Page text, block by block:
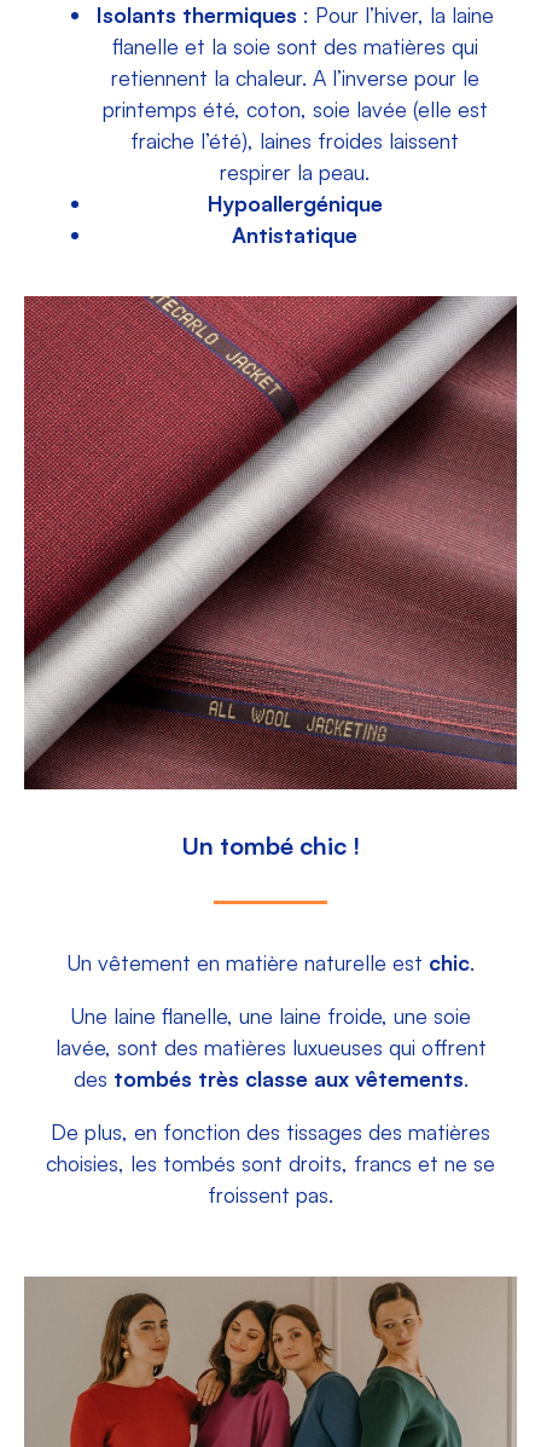
Isolants thermiques : Pour l’hiver, la laine
flanelle et la soie sont des matières qui
retiennent la chaleur. A l’inverse pour le
printemps été, coton, soie lavée (elle est
fraiche l’été), laines froides laissent
respirer la peau.
Hypoallergénique
Antistatique
Un tombé chic !
Un vêtement en matière naturelle est chic.
Une laine flanelle, une laine froide, une soie
lavée, sont des matières luxueuses qui offrent
des tombés très classe aux vêtements.
De plus, en fonction des tissages des matières
choisies, les tombés sont droits, francs et ne se
froissent pas.